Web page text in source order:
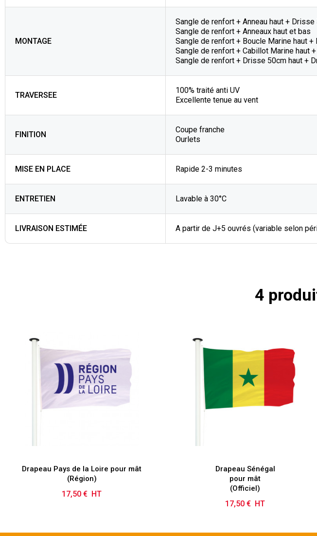
MONTAGE
Sangle de renfort + Anneau haut + Drisse
Sangle de renfort + Anneaux haut et bas
Sangle de renfort + Boucle Marine haut
Sangle de renfort + Cabillot Marine haut
Sangle de renfort + Drisse 50cm haut +
TRAVERSEE
100% traité anti UV
Excellente tenue au vent
FINITION
Coupe franche
Ourlets
MISE EN PLACE Rapide 2-3 minutes
ENTRETIEN Lavable à 30°C
LIVRAISON ESTIMÉE A partir de J+5 ouvrés (variable selon
4
Drapeau Pays de la Loire pour mât
(Région)
Prix
17,50 € HT
Drapeau Sénégal
pour mât
(Officiel)
Prix
17,50 € HT